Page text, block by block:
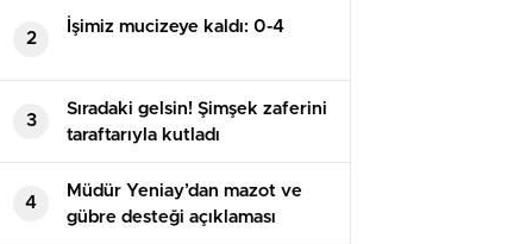
2
İşimiz mucizeye kaldı: 0-4
3
Sıradaki gelsin! Şimşek zaferini
taraftarıyla kutladı
4
Müdür Yeniay’dan mazot ve
gübre desteği açıklaması